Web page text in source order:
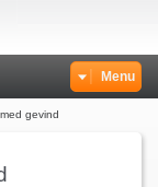
Menu
gevind